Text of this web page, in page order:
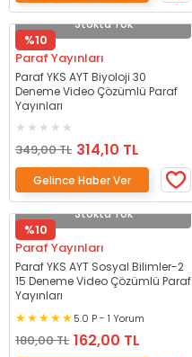
Stokta Yok
%10
Paraf Yayınları
Paraf YKS AYT Biyoloji 30
Deneme Video Çözümlü Paraf
Yayınları
349,00 TL 314,10 TL
Gelince Haber Ver
Stokta Yok
%10
Paraf Yayınları
Paraf YKS AYT Sosyal Bilimler-2
15 Deneme Video Çözümlü Paraf
Yayınları
5.0 P - 1 Yorum
180,00 TL 162,00 TL